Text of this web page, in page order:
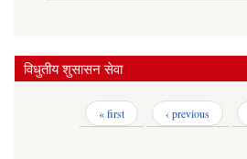
विधुतीय शुसासन सेवा
« first ‹ previous